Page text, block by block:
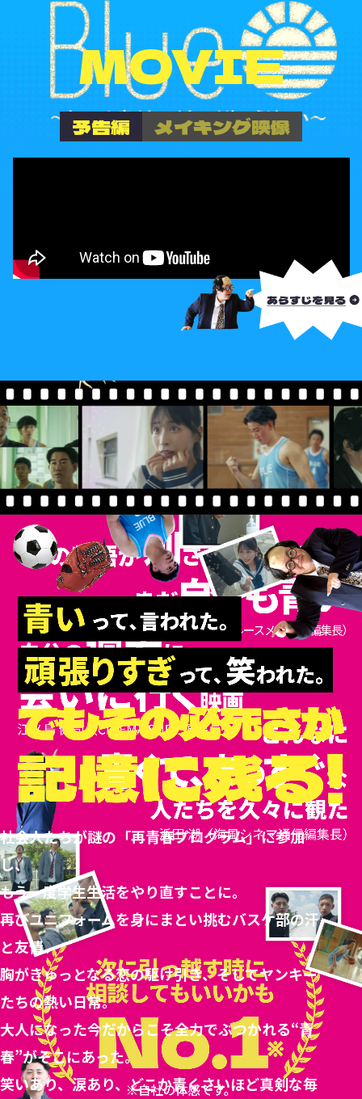
MOVIE
予告編 メイキング映像
社会人たちが謎の「再青春プログラム」に参加
し、
もう一度学生生活をやり直すことに。
再びユニフォームを身にまとい挑むバスケ部の汗
と友情、
胸がきゅっとなる恋の駆け引き、そしてヤンキー
たちの熱い日常。
大人になった今だからこそ全力でぶつかれる“青
春”がそこにあった。
笑いあり、涙あり、どこか青くさいほど真剣な毎